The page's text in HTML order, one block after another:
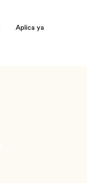
Aplica ya